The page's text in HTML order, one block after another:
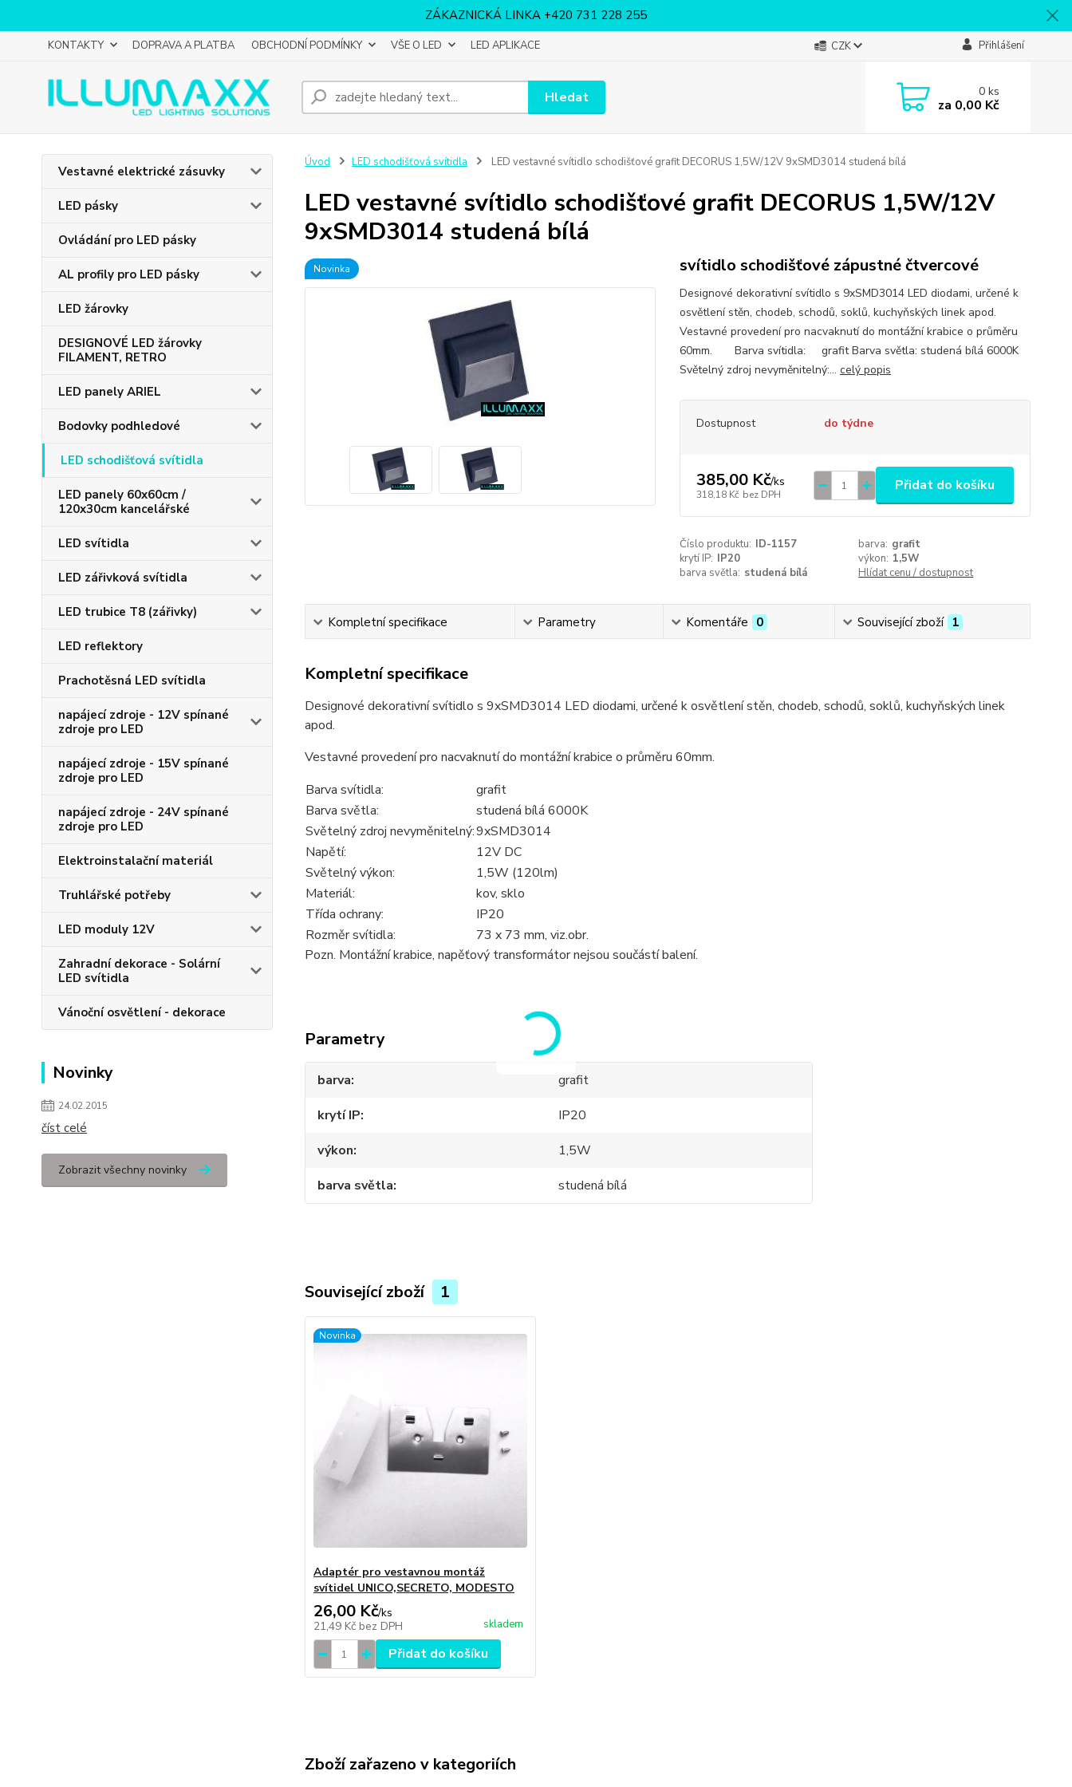
ZÁKAZNICKÁ LINKA +420 731 228 255
KONTAKTY DOPRAVA A PLATBA OBCHODNÍ PODMÍNKY VŠE O LED LED APLIKACE CZK Přihlášení
Hledat 0ks
za 0,00 Kč
Vestavné elektrické zásuvky
LED pásky
Ovládání pro LED pásky
AL profily pro LED pásky
LED žárovky
DESIGNOVÉ LED žárovky
FILAMENT, RETRO
LED panely ARIEL
Bodovky podhledové
LED schodišťová svítidla
LED panely 60x60cm /
120x30cm kancelářské
LED svítidla
LED zářivková svítidla
LED trubice T8 (zářivky)
LED reflektory
Prachotěsná LED svítidla
napájecí zdroje - 12V spínané
zdroje pro LED
napájecí zdroje - 15V spínané
zdroje pro LED
napájecí zdroje - 24V spínané
zdroje pro LED
Elektroinstalační materiál
Truhlářské potřeby
LED moduly 12V
Zahradní dekorace - Solární
LED svítidla
Vánoční osvětlení - dekorace
Novinky
24.02.2015
číst celé
Zobrazit všechny novinky
Úvod LED schodišťová svítidla LED vestavné svítidlo schodišťové grafit DECORUS 1,5W/12V 9xSMD3014 studená bílá
LED vestavné svítidlo schodišťové grafit DECORUS 1,5W/12V
9xSMD3014 studená bílá
Novinka svítidlo schodišťové zápustné čtvercové
Designové dekorativní svítidlo s 9xSMD3014 LED diodami, určené k
osvětlení stěn, chodeb, schodů, soklů, kuchyňských linek apod.
Vestavné provedení pro nacvaknutí do montážní krabice o průměru
60mm. Barva svítidla: grafit Barva světla: studená bílá 6000K
Světelný zdroj nevyměnitelný:... celý popis
Dostupnost do týdne
385,00 Kč/ks
318,18 Kč bez DPH
Přidat do košíku
Číslo produktu: ID-1157 barva: grafit
krytí IP: IP20 výkon: 1,5W
barva světla: studená bílá Hlídat cenu / dostupnost
Kompletní specifikace Parametry Komentáře 0 Související zboží 1
Kompletní specifikace
Designové dekorativní svítidlo s 9xSMD3014 LED diodami, určené k osvětlení stěn, chodeb, schodů, soklů, kuchyňských linek
apod.
Vestavné provedení pro nacvaknutí do montážní krabice o průměru 60mm.
Barva svítidla:
grafit
Barva světla:
studená bílá 6000K
Světelný zdroj nevyměnitelný:9xSMD3014
Napětí:
12V DC
Světelný výkon:
1,5W (120lm)
Materiál:
kov, sklo
Třída ochrany:
IP20
Rozměr svítidla:
73 x 73 mm, viz.obr.
Pozn. Montážní krabice, napěťový transformátor nejsou součástí balení.
Parametry
barva
grafit
krytí IP
IP20
výkon
1,5W
barva světla
studená bílá
Související zboží 1
Novinka
Adaptér pro vestavnou montáž
svítidel UNICO,SECRETO, MODESTO
26,00 Kč/ks
21,49 Kč bez DPH skladem
Přidat do košíku
Zboží zařazeno v kategoriích